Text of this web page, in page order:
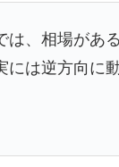
、相場があ
には逆方向に